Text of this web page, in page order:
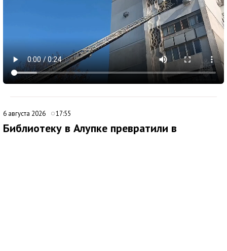
6 августа 2026 17:55
Библиотеку в Алупке превратили в